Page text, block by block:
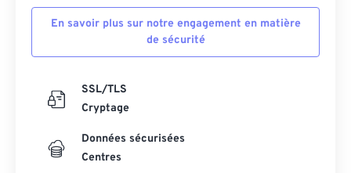
En savoir plus sur notre engagement en matière
de sécurité
SSL/TLS
Cryptage
Données sécurisées
Centres